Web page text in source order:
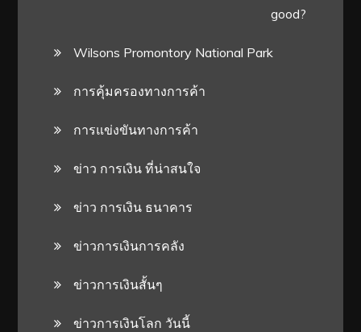
good?
Wilsons Promontory National Park
การคุ้มครองทางการค้า
การแข่งขันทางการค้า
ข่าว การเงิน ที่น่าสนใจ
ข่าว การเงิน ธนาคาร
ข่าวการเงินการคลัง
ข่าวการเงินสั้นๆ
ข่าวการเงินโลก วันนี้